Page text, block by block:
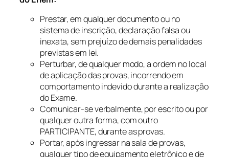
Prestar, em qualquer documento ou no
sistema de inscrição, declaração falsa ou
inexata, sem prejuízo de demais penalidades
previstas em lei.
Perturbar, de qualquer modo, a ordem no local
de aplicação das provas, incorrendo em
comportamento indevido durante a realização
do Exame.
Comunicar-se verbalmente, por escrito ou por
qualquer outra forma, com outro
PARTICIPANTE, durante as provas.
Portar, após ingressar na sala de provas,
qualquer tipo de equipamento eletrônico e de